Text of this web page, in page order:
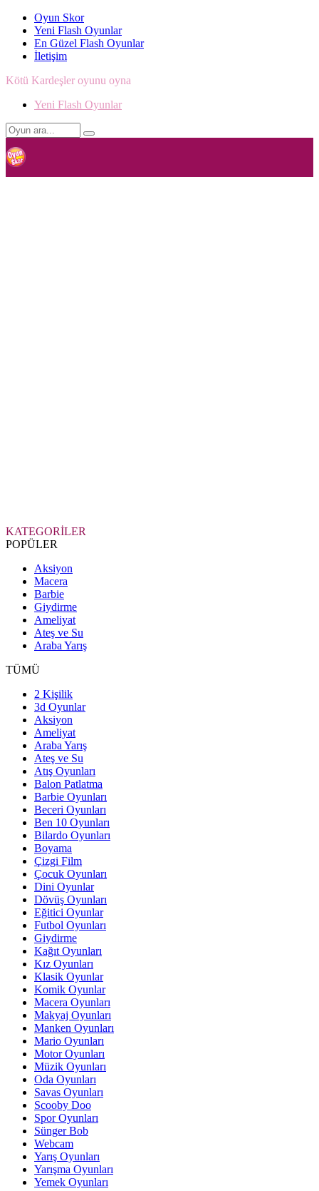
Oyun Skor
Yeni Flash Oyunlar
En Güzel Flash Oyunlar
İletişim
Kötü Kardeşler oyunu oyna
Yeni Flash Oyunlar
KATEGORİLER
POPÜLER
Aksiyon
Macera
Barbie
Giydirme
Ameliyat
Ateş ve Su
Araba Yarış
TÜMÜ
2 Kişilik
3d Oyunlar
Aksiyon
Ameliyat
Araba Yarış
Ateş ve Su
Atış Oyunları
Balon Patlatma
Barbie Oyunları
Beceri Oyunları
Ben 10 Oyunları
Bilardo Oyunları
Boyama
Çizgi Film
Çocuk Oyunları
Dini Oyunlar
Dövüş Oyunları
Eğitici Oyunlar
Futbol Oyunları
Giydirme
Kağıt Oyunları
Kız Oyunları
Klasik Oyunlar
Komik Oyunlar
Macera Oyunları
Makyaj Oyunları
Manken Oyunları
Mario Oyunları
Motor Oyunları
Müzik Oyunları
Oda Oyunları
Savas Oyunları
Scooby Doo
Spor Oyunları
Sünger Bob
Webcam
Yarış Oyunları
Yarışma Oyunları
Yemek Oyunları